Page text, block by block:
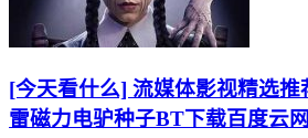
[今天看什么] 流媒体影视精选推
雷磁力电驴种子BT下载百度云